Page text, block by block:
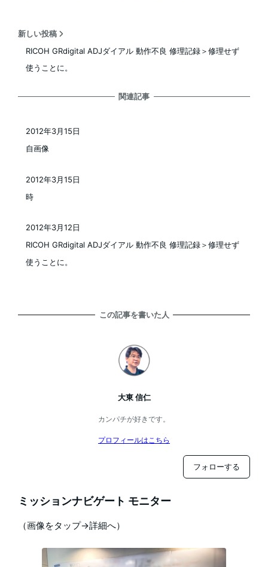
新しい投稿
RICOH GRdigital ADJダイアル 動作不良 修理記録＞修理せず
使うことに。
関連記事
自画像
2012年3月15日
時
投稿日
2012年3月15日
RICOH GRdigital ADJダイアル 動作不良 修理記録＞修理せず
使うことに。
2012年3月12日
この記事を書いた人
大東 信仁
カンパチが好きです。
プロフィールはこちら
フォローする
ミッションナビゲート モニター
（画像をタップ→詳細へ）